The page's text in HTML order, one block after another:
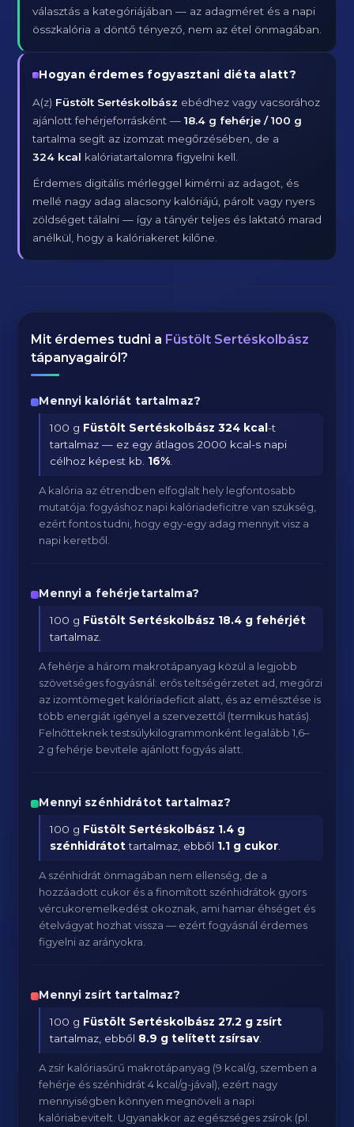
választás a kategóriájában — az adagméret és a napi
összkalória a döntő tényező, nem az étel önmagában.
Hogyan érdemes fogyasztani diéta alatt?
A(z) Füstölt Sertéskolbász ebédhez vagy vacsorához
ajánlott fehérjeforrásként —18.4 g fehérje / 100 g
tartalma segít az izomzat megőrzésében, de a
324 kcal kalóriatartalomra figyelni kell.
Érdemes digitális mérleggel kimérni az adagot, és
mellé nagy adag alacsony kalóriájú, párolt vagy nyers
zöldséget tálalni — így a tányér teljes és laktató marad
anélkül, hogy a kalóriakeret kilőne.
Mit érdemes tudni a Füstölt Sertéskolbász
tápanyagairól?
Mennyi kalóriát tartalmaz?
100 g Füstölt Sertéskolbász 324 kcal-t
tartalmaz — ez egy átlagos 2000 kcal-s napi
célhoz képest kb. 16%
A kalória az étrendben elfoglalt hely legfontosabb
mutatója: fogyáshoz napi kalóriadeficitre van szükség,
ezért fontos tudni, hogy egy-egy adag mennyit visz a
napi keretből.
Mennyi a fehérjetartalma?
100 g Füstölt Sertéskolbász 18.4 g fehérjét
tartalmaz.
A fehérje a három makrotápanyag közül a legjobb
szövetséges fogyásnál: erős teltségérzetet ad, megőrzi
az izomtömeget kalóriadeficit alatt, és az emésztése is
több energiát igényel a szervezettől (termikus hatás).
Felnőtteknek testsúlykilogrammonként legalább 1,6–
2 g fehérje bevitele ajánlott fogyás alatt.
Mennyi szénhidrátot tartalmaz?
100 g Füstölt Sertéskolbász 1.4 g
szénhidrátottartalmaz, ebből 1.1 g cukor
A szénhidrát önmagában nem ellenség, de a
hozzáadott cukor és a finomított szénhidrátok gyors
vércukoremelkedést okoznak, ami hamar éhséget és
ételvágyat hozhat vissza — ezért fogyásnál érdemes
figyelni az arányokra.
Mennyi zsírt tartalmaz?
100 g Füstölt Sertéskolbász 27.2 g zsírt
tartalmaz, ebből 8.9 g telített zsírsav
A zsír kalóriasűrű makrotápanyag (9 kcal/g, szemben a
fehérje és szénhidrát 4 kcal/g-jával), ezért nagy
mennyiségben könnyen megnöveli a napi
kalóriabevitelt. Ugyanakkor az egészséges zsírok (pl.